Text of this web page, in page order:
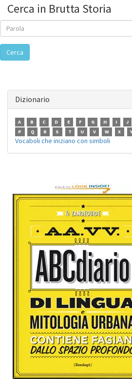
Cerca in Brutta Storia
Cerca
Dizionario
A B C D E F G H I J
P
Q R S T U V W X
Vocaboli che iniziano con simboli